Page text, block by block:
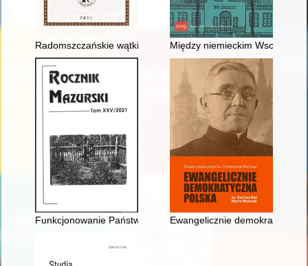
Radomszczańskie wątki w nazistowskim czasopiśmie "Der
Między niemieckim
Funkcjonowanie Państwowego Urzędu Repatriacyjnego w
Ewangelicznie demokratyczna